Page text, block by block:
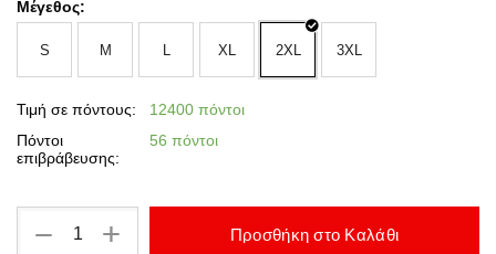
Μέγεθος:
S M L XL 2XL 3XL
Τιμή σε πόντους:
12400 πόντοι
Πόντοι
επιβράβευσης:
56 πόντοι
+
− Προσθήκη στο Καλάθι